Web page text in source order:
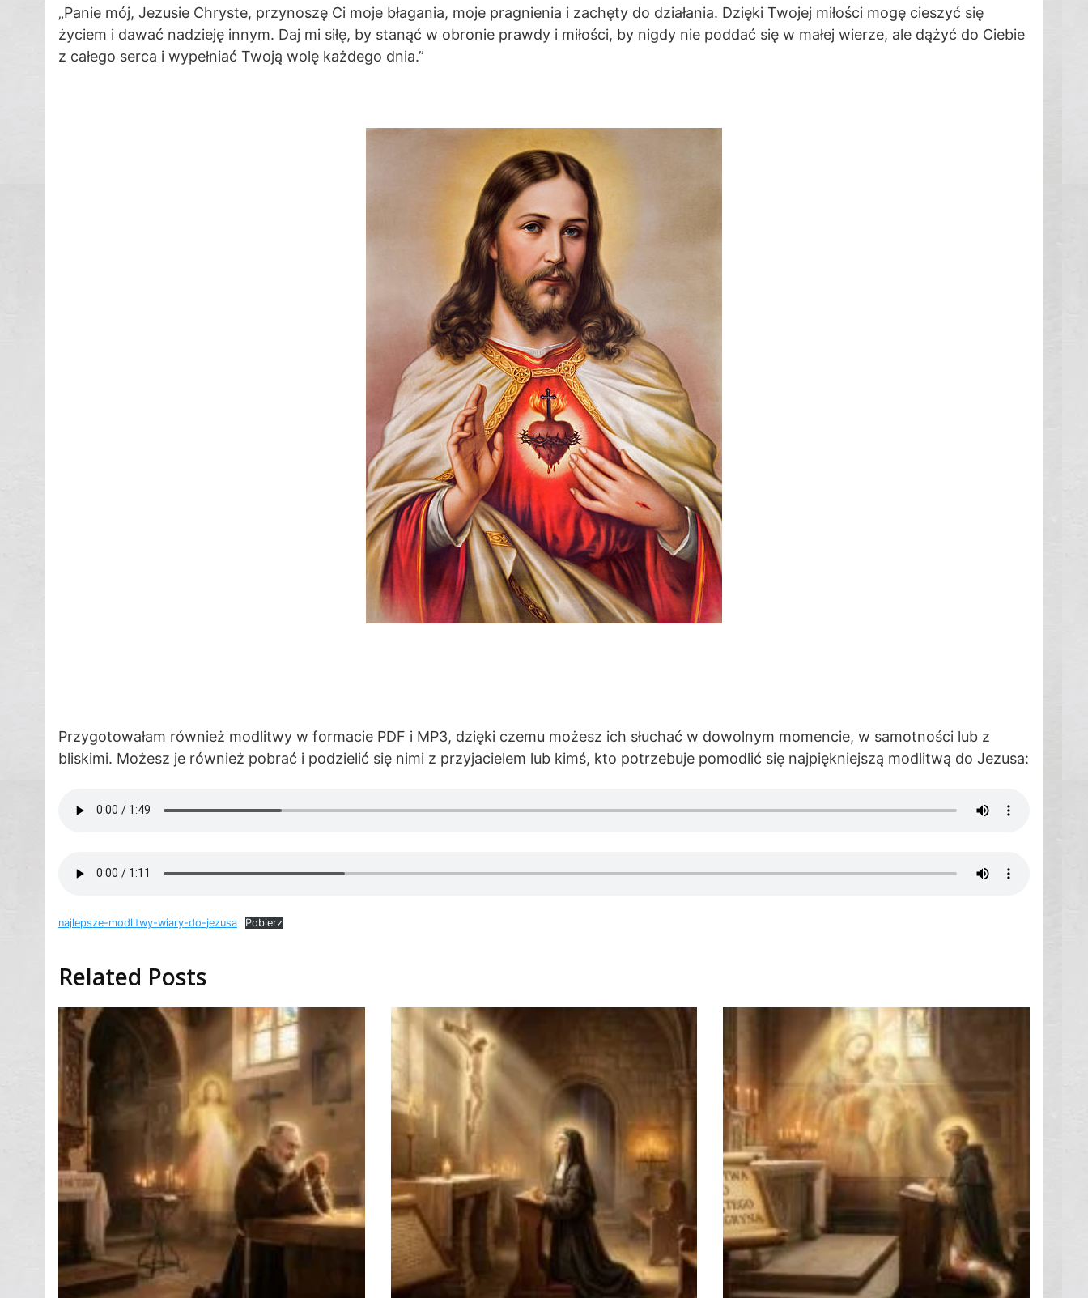
„Panie mój, Jezusie Chryste, przynoszę Ci moje błagania, moje pragnienia i zachęty do działania. Dzięki Twojej miłości mogę cieszyć się
życiem i dawać nadzieję innym. Daj mi siłę, by stanąć w obronie prawdy i miłości, by nigdy nie poddać się w małej wierze, ale dążyć do Ciebie
z całego serca i wypełniać Twoją wolę każdego dnia.”
Przygotowałam również modlitwy w formacie PDF i MP3, dzięki czemu możesz ich słuchać w dowolnym momencie, w samotności lub z
bliskimi. Możesz je również pobrać i podzielić się nimi z przyjacielem lub kimś, kto potrzebuje pomodlić się najpiękniejszą modlitwą do Jezusa:
najlepsze-modlitwy-wiary-do-jezusa Pobierz
Related Posts